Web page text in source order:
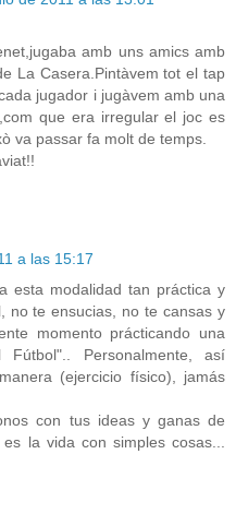
amb uns amics amb
La Casera.Pintàvem tot el tap
jugador i jugàvem amb una
que era irregular el joc es
va passar fa molt de temps.
a las 15:17
esta modalidad tan práctica y
no te ensucias, no te cansas y
momento prácticando una
Personalmente, así
(ejercicio físico), jamás
con tus ideas y ganas de
la vida con simples cosas...